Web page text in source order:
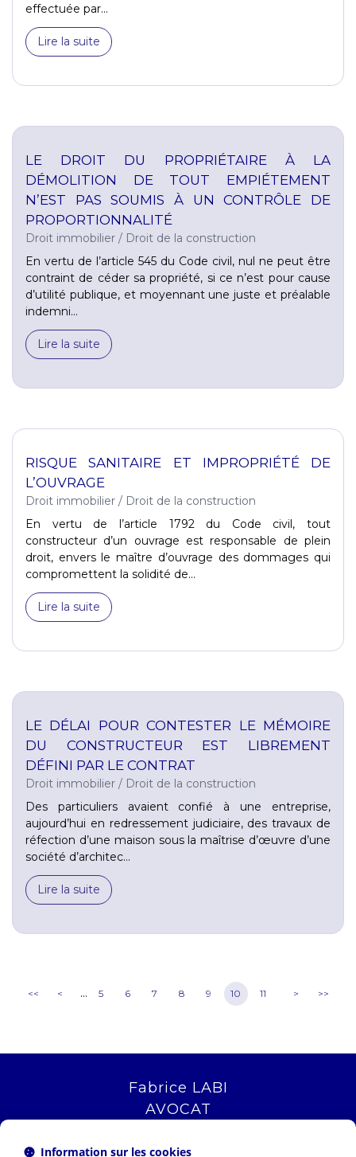
effectuée par...
Lire la suite
LE DROIT DU PROPRIÉTAIRE À LA
DÉMOLITION DE TOUT EMPIÉTEMENT
N’EST PAS SOUMIS À UN CONTRÔLE DE
PROPORTIONNALITÉ
Droit immobilier / Droit de la construction
En vertu de l’article 545 du Code civil, nul ne peut être
contraint de céder sa propriété, si ce n’est pour cause
d’utilité publique, et moyennant une juste et préalable
indemni...
Lire la suite
RISQUE SANITAIRE ET IMPROPRIÉTÉ DE
L’OUVRAGE
Droit immobilier / Droit de la construction
En vertu de l’article 1792 du Code civil, tout
constructeur d’un ouvrage est responsable de plein
droit, envers le maître d’ouvrage des dommages qui
compromettent la solidité de...
Lire la suite
LE DÉLAI POUR CONTESTER LE MÉMOIRE
DU CONSTRUCTEUR EST LIBREMENT
DÉFINI PAR LE CONTRAT
Droit immobilier / Droit de la construction
Des particuliers avaient confié à une entreprise,
aujourd’hui en redressement judiciaire, des travaux de
réfection d’une maison sous la maîtrise d’œuvre d’une
société d’architec...
Lire la suite
<< < ... 5 6 7 8 9 10 11 > >>
Fabrice LABI
AVOCAT
13006 MARSEILLE
Information sur les cookies